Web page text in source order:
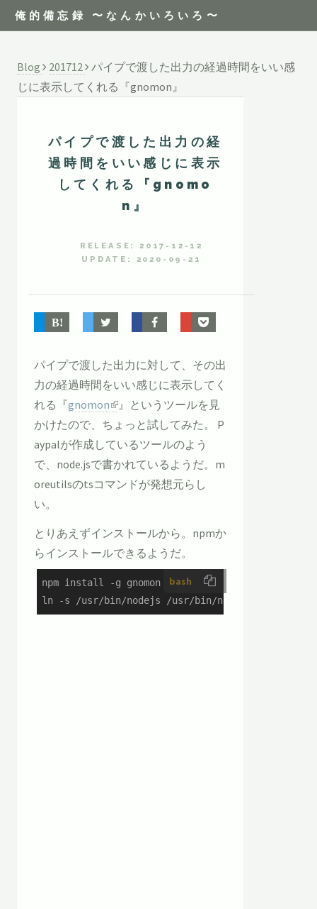
俺的備忘録 〜なんかいろいろ〜
Blog 201712 パイプで渡した出力の経過時間をいい感
じに表示してくれる『gnomon』
パイプで渡した出力の経
過時間をいい感じに表示
してくれる『gnomo
n』
RELEASE: 2017-12-12
UPDATE: 2020-09-21
パイプで渡した出力に対して、その出
力の経過時間をいい感じに表示してく
れる『gnomon
』というツールを見
かけたので、ちょっと試してみた。 P
aypalが作成しているツールのよう
で、node.jsで書かれているようだ。m
oreutilsのtsコマンドが発想元らし
い。
とりあえずインストールから。npmか
らインストールできるようだ。
bash
npm install -g gnomon
ln -s /usr/bin/nodejs /usr/bin/node